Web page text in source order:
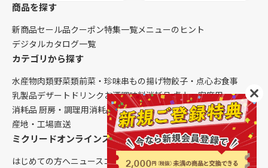
商品を探す
新商品セール品クーポン特集一覧メニューのヒント
デジタルカタログ一覧
カテゴリから探す
水産物肉類野菜類前菜・珍味串もの揚げ物餃子・点心お食事
乳製品デザート ドリンク お酒調味料消耗品 卓上・客席用
消耗品 厨房・調理用消耗品 クレンリネス生鮮品（配送便限定）
産地・工場直送
ミクリードオンラインストアについて
はじめての方へニュースコラムご利用ガイド会社概要